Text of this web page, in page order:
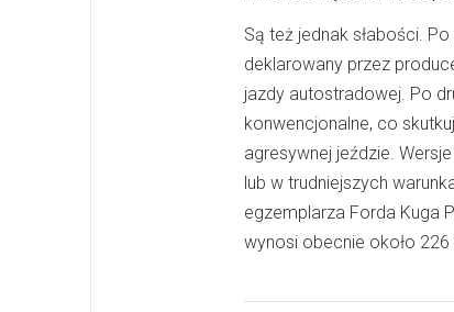
Są też jednak słabości.
deklarowany przez
jazdy autostradowej. Po
konwencjonalne, co
agresywnej jeździe.
lub w trudniejszych
egzemplarza Forda Kuga
wynosi obecnie około 226